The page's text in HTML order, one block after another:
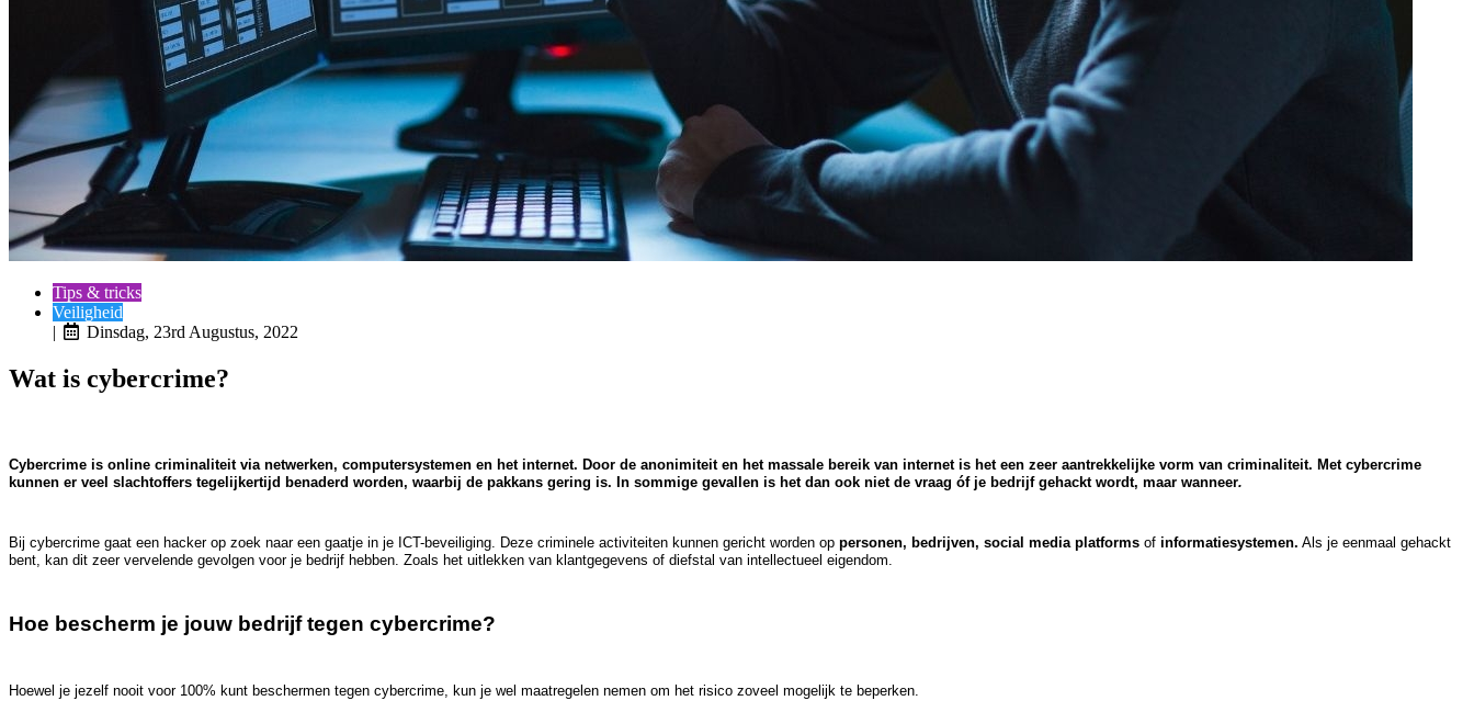
Tips & tricks
Veiligheid
|
Dinsdag, 23rd Augustus, 2022
Wat is cybercrime?
Cybercrime is online criminaliteit via netwerken, computersystemen en het internet. Door de anonimiteit en het massale bereik van internet is het een zeer aantrekkelijke vorm van criminaliteit. Met cybercrime
kunnen er veel slachtoffers tegelijkertijd benaderd worden, waarbij de pakkans gering is. In sommige gevallen is het dan ook niet de vraag óf je bedrijf gehackt wordt, maar wanneer.
Bij cybercrime gaat een hacker op zoek naar een gaatje in je ICT-beveiliging. Deze criminele activiteiten kunnen gericht worden op personen, bedrijven, social media platforms of informatiesystemen. Als je eenmaal gehackt
bent, kan dit zeer vervelende gevolgen voor je bedrijf hebben. Zoals het uitlekken van klantgegevens of diefstal van intellectueel eigendom.
Hoe bescherm je jouw bedrijf tegen cybercrime?
Hoewel je jezelf nooit voor 100% kunt beschermen tegen cybercrime, kun je wel maatregelen nemen om het risico zoveel mogelijk te beperken.